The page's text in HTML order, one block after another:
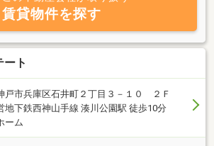
賃貸物件を探す
ート
戸市兵庫区石井町２丁目３－１０ ２Ｆ
地下鉄西神山手線 湊川公園駅 徒歩10分
ーム